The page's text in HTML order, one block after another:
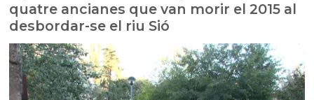
quatre ancianes que van morir el 2015 al
desbordar-se el riu Sió